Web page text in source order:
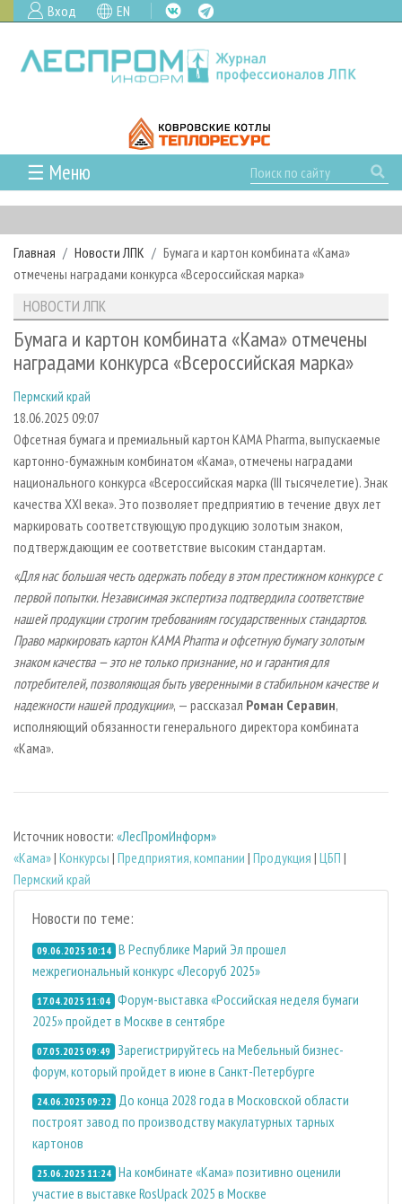
Вход EN
☰ Меню
ГЛАВНАЯ
РУБРИКИ И ТЕМЫ
РУБРИКИ ЖУРНАЛА
ЛЕСОЗАГОТОВКА
ЛЕСОПИЛЕНИЕ
СУШКА ДРЕВЕСИНЫ
ПРОИЗВОДСТВО ДРЕВЕСНЫХ ПЛИТ
ДЕРЕВЯННОЕ ДОМОСТРОЕНИЕ
ПРОИЗВОДСТВО МЕБЕЛИ
БИОЭНЕРГЕТИКА
ИНСТРУМЕНТ И МАТЕРИАЛЫ
НОВОСТИ
НОВОСТИ ЛПК
НОВОСТИ ЖУРНАЛА
ПРОЕКТЫ ЛПИ
АНАЛИТИКА
ПРЕДПРИЯТИЯ ЛПК
ПЕРСОНЫ
МОБИЛЬНЫЕ ВЫСТАВКИ
ОФИЦИАЛЬНЫЕ ДЕЛЕГАЦИИ
ПРИОРИТЕТНЫЕ ИНВЕСТПРОЕКТЫ
RUSSIAN FORESTRY REVIEW
ГАЗЕТА ЛЕСПРОМФОРУМ
БИБЛИОТЕКА СПЕЦИАЛИСТА
АРХИВ ЖУРНАЛОВ
О ЖУРНАЛЕ
ПОДПИСКА
КОНТАКТЫ
РЕКЛАМОДАТЕЛЯМ
РЕКЛАМА
РЕКЛАМА НА САЙТЕ
Главная Новости ЛПК
Бумага и картон комбината «Кама»
отмечены наградами конкурса «Всероссийская марка»
НОВОСТИ ЛПК
Бумага и картон комбината «Кама» отмечены
наградами конкурса «Всероссийская марка»
Пермский край
18.06.2025 09:07
Офсетная бумага и премиальный картон КАМА Pharma, выпускаемые
картонно-бумажным комбинатом «Кама», отмечены наградами
национального конкурса «Всероссийская марка (III тысячелетие). Знак
качества XXI века». Это позволяет предприятию в течение двух лет
маркировать соответствующую продукцию золотым знаком,
подтверждающим ее соответствие высоким стандартам.
«Для нас большая честь одержать победу в этом престижном конкурсе с
первой попытки. Независимая экспертиза подтвердила соответствие
нашей продукции строгим требованиям государственных стандартов.
Право маркировать картон KAMA Pharma и офсетную бумагу золотым
знаком качества — это не только признание, но и гарантия для
потребителей, позволяющая быть уверенными в стабильном качестве и
надежности нашей продукции», — рассказал Роман Серавин,
исполняющий обязанности генерального директора комбината
«Кама».
Источник новости: «ЛесПромИнформ»
«Кама»| Конкурсы | Предприятия, компании | Продукция | ЦБП |
Пермский край
Новости по теме:
09.06.2025 10:14 В Республике Марий Эл прошел
межрегиональный конкурс «Лесоруб 2025»
17.04.2025 11:04 Форум-выставка «Российская неделя бумаги
2025» пройдет в Москве в сентябре
07.05.2025 09:49 Зарегистрируйтесь на Мебельный бизнес-
форум, который пройдет в июне в Санкт-Петербурге
24.06.2025 09:22
До конца 2028 года в Московской области
построят завод по производству макулатурных тарных
картонов
25.06.2025 11:24 На комбинате «Кама» позитивно оценили
участие в выставке RosUpack 2025 в Москве